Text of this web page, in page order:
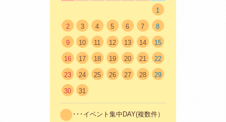
1
2 3 4 5 6 7 8
9 10 11 12 13 14 15
16 17 18 19 20 21 22
23 24 25 26 27 28 29
30 31
･･･イベント集中DAY(複数件）